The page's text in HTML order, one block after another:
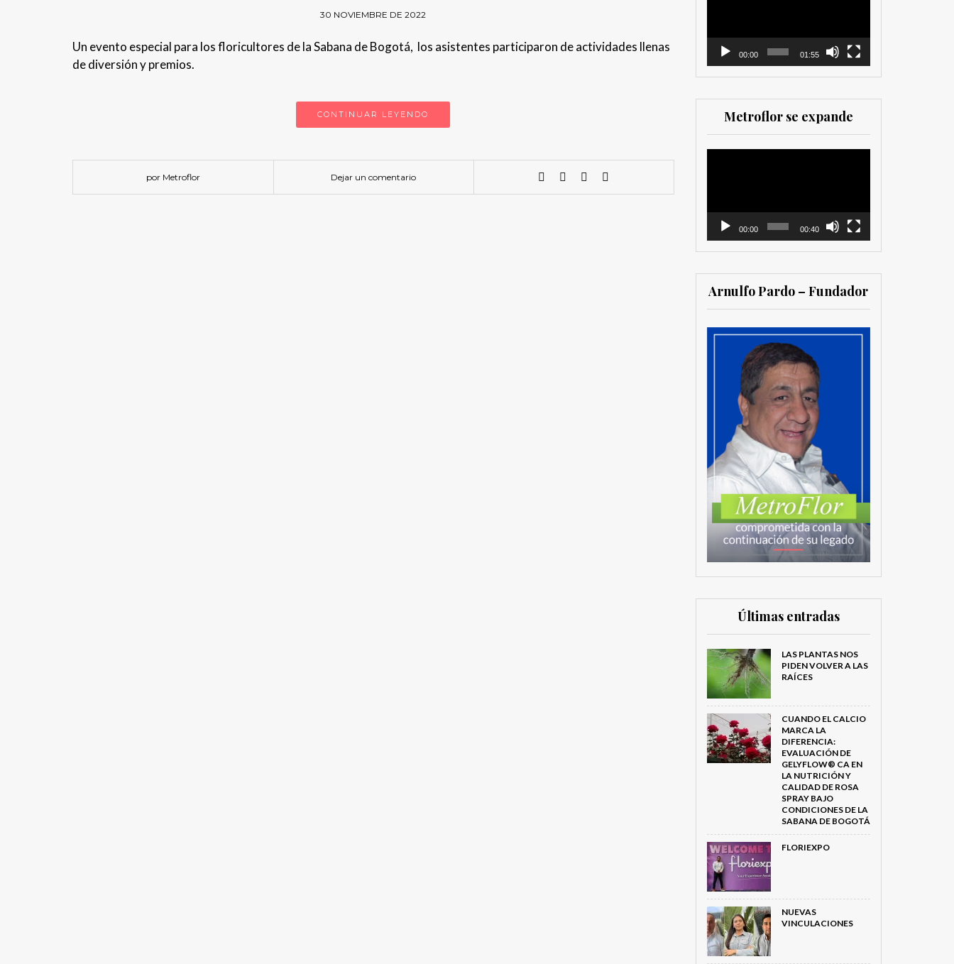
30 NOVIEMBRE DE 2022
Un evento especial para los floricultores de la Sabana de Bogotá, los asistentes participaron de actividades llenas
de diversión y premios.
CONTINUAR LEYENDO
por Metroflor Dejar un comentario
00:00 01:55
Metroflor se expande
00:00 00:40
Arnulfo Pardo – Fundador
Últimas entradas
LAS PLANTAS NOS
PIDEN VOLVER A LAS
RAÍCES
CUANDO EL CALCIO
MARCA LA
DIFERENCIA:
EVALUACIÓN DE
GELYFLOW® CA EN
LA NUTRICIÓN Y
CALIDAD DE ROSA
SPRAY BAJO
CONDICIONES DE LA
SABANA DE BOGOTÁ
FLORIEXPO
NUEVAS
VINCULACIONES